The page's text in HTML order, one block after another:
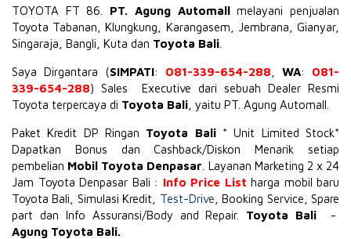
TOYOTA FT 86 PT. Agung Automallmelayani penjualan
Toyota Tabanan, Klungkung, Karangasem, Jembrana, Gianyar,
Singaraja, Bangli, Kuta dan Toyota Bali
Saya Dirgantara (SIMPATI: 081-339-654-288 WA: 081-
339-654-288) Sales Executive dari sebuah Dealer Resmi
Toyota terpercaya di Toyota Bali , yaitu PT. Agung Automall.
Paket Kredit DP Ringan Toyota Bali * Unit Limited Stock*
Dapatkan Bonus dan Cashback/Diskon Menarik setiap
pembelian Mobil Toyota Denpasar . Layanan Marketing 2 x 24
Jam Toyota Denpasar Bali : Info Price List harga mobil baru
Toyota Bali, Simulasi Kredit, Test-Drive , Booking Service, Spare
part dan Info Assuransi/Body and Repair. Toyota Bali -
Agung Toyota Bali.